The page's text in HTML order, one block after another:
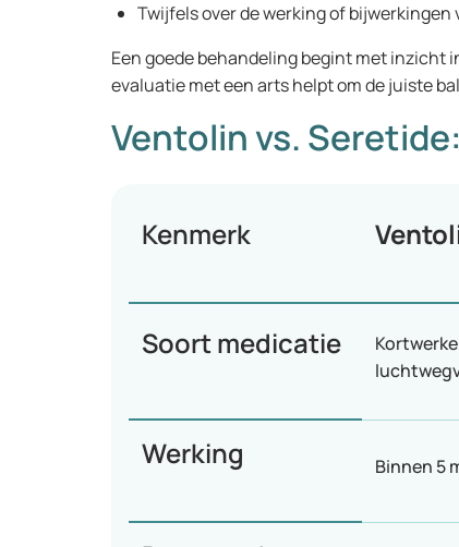
Twijfels over de werking of
Een goede behandeling begint met inzicht
evaluatie met een arts helpt om de juiste
Ventolin vs.
Kenmerk
Soort medicatie
Werking Binnen 5